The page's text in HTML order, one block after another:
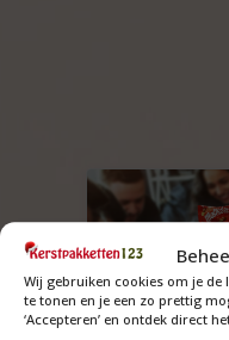
Wij gebruiken cookies om je
te tonen en je een zo prettig
‘Accepteren’ en ontdek direct